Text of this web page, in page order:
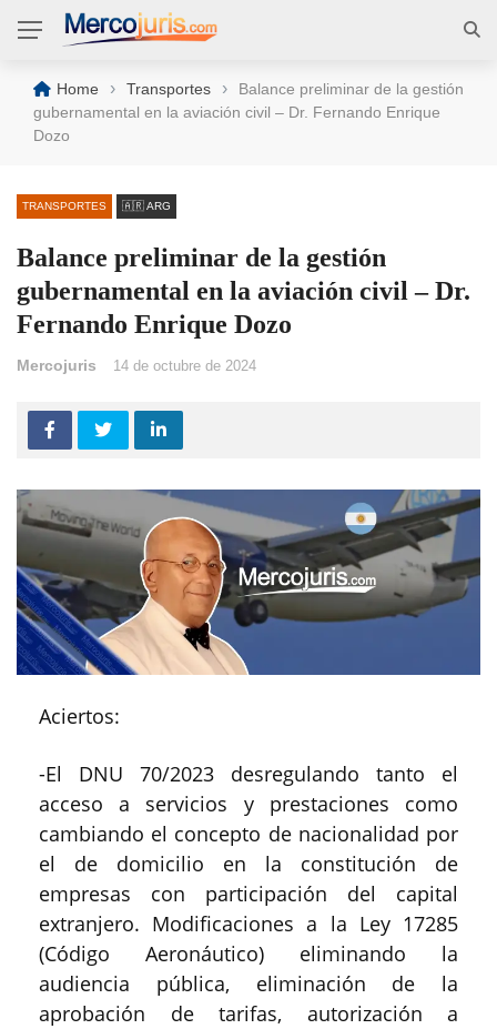
Home › Transportes ›
Balance preliminar de la gestión
gubernamental en la aviación civil – Dr. Fernando Enrique
Dozo
TRANSPORTES 🇦🇷 ARG
Balance preliminar de la gestión
gubernamental en la aviación civil – Dr.
Fernando Enrique Dozo
Mercojuris 14 de octubre de 2024
Aciertos:
-El DNU 70/2023 desregulando tanto el
acceso a servicios y prestaciones como
cambiando el concepto de nacionalidad por
el de domicilio en la constitución de
empresas con participación del capital
extranjero. Modificaciones a la Ley 17285
(Código Aeronáutico) eliminando la
audiencia pública, eliminación de la
aprobación de tarifas, autorización a